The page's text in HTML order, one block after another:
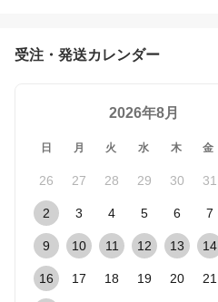
受注・発送カレンダー
2026年8月
日 月 火 水 木 金
26 27 28 29 30 31
2 3 4 5 6 7
9 10 11 12 13 14
16 17 18 19 20 21